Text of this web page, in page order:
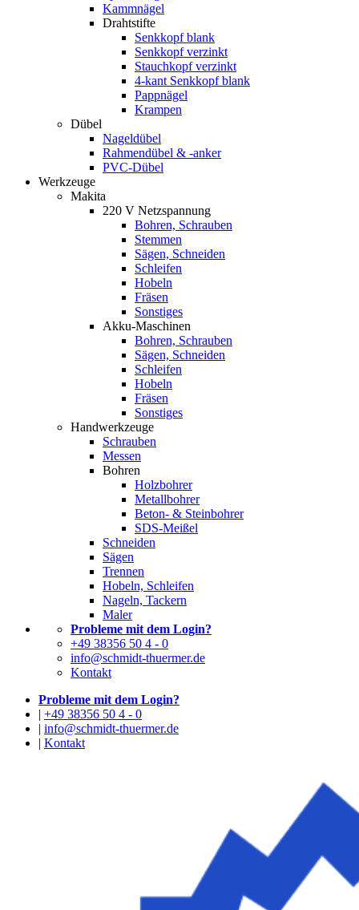
Kammnägel
Drahtstifte
Senkkopf blank
Senkkopf verzinkt
Stauchkopf verzinkt
4-kant Senkkopf blank
Pappnägel
Krampen
Dübel
Nageldübel
Rahmendübel & -anker
PVC-Dübel
Werkzeuge
Makita
220 V Netzspannung
Bohren, Schrauben
Stemmen
Sägen, Schneiden
Schleifen
Hobeln
Fräsen
Sonstiges
Akku-Maschinen
Bohren, Schrauben
Sägen, Schneiden
Schleifen
Hobeln
Fräsen
Sonstiges
Handwerkzeuge
Schrauben
Messen
Bohren
Holzbohrer
Metallbohrer
Beton- & Steinbohrer
SDS-Meißel
Schneiden
Sägen
Trennen
Hobeln, Schleifen
Nageln, Tackern
Maler
Probleme mit dem Login?
+49 38356 50 4 - 0
info@schmidt-thuermer.de
Kontakt
Probleme mit dem Login?
| +49 38356 50 4 - 0
| info@schmidt-thuermer.de
| Kontakt